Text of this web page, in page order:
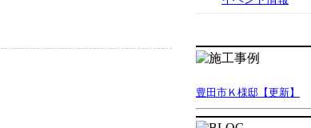
豊田市Ｋ様邸【更新】